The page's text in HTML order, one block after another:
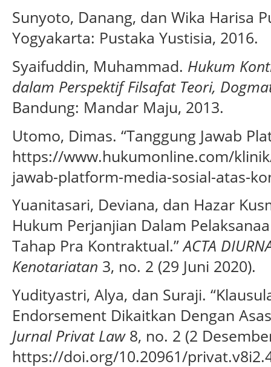
Sunyoto, Danang, dan Wika Harisa
Yogyakarta: Pustaka Yustisia, 2016.
Syaifuddin, Muhammad. Hukum
dalam Perspektif Filsafat Teori,
Bandung: Mandar Maju, 2013.
Utomo, Dimas. “Tanggung Jawab
https://www.hukumonline.com/
jawab-platform-media-sosial-atas-
Yuanitasari, Deviana, dan Hazar
Hukum Perjanjian Dalam
Tahap Pra Kontraktual.”ACTA
Kenotariatan 3, no. 2 (29 Juni 2020).
Yudityastri, Alya, dan Suraji.
Endorsement Dikaitkan Dengan
Jurnal Privat Law8, no. 2 (2
https://doi.org/10.20961/